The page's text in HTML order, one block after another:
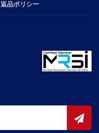
返品ポリシー